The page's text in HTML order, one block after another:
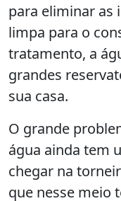
para eliminar as
limpa para o
tratamento, a
grandes
sua casa.
O grande
água ainda tem
chegar na
que nesse meio